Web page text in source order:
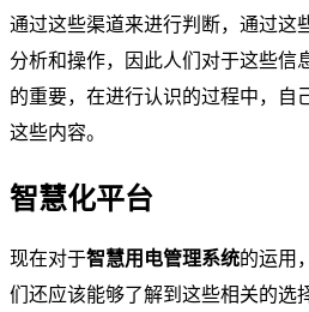
通过这些渠道来进行判断，通过这
分析和操作，因此人们对于这些信
的重要，在进行认识的过程中，自
这些内容。
智慧化平台
现在对于智慧用电管理系统的运用
们还应该能够了解到这些相关的选